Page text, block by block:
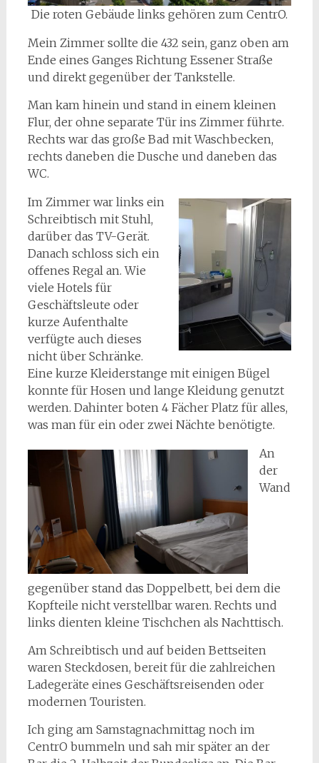
Die roten Gebäude links gehören zum CentrO.
Mein Zimmer sollte die 432 sein, ganz oben am
Ende eines Ganges Richtung Essener Straße
und direkt gegenüber der Tankstelle.
Man kam hinein und stand in einem kleinen
Flur, der ohne separate Tür ins Zimmer führte.
Rechts war das große Bad mit Waschbecken,
rechts daneben die Dusche und daneben das
WC.
Im Zimmer war links ein
Schreibtisch mit Stuhl,
darüber das TV-Gerät.
Danach schloss sich ein
offenes Regal an. Wie
viele Hotels für
Geschäftsleute oder
kurze Aufenthalte
verfügte auch dieses
nicht über Schränke.
Eine kurze Kleiderstange mit einigen Bügel
konnte für Hosen und lange Kleidung genutzt
werden. Dahinter boten 4 Fächer Platz für alles,
was man für ein oder zwei Nächte benötigte.
An
der
Wand
gegenüber stand das Doppelbett, bei dem die
Kopfteile nicht verstellbar waren. Rechts und
links dienten kleine Tischchen als Nachttisch.
Am Schreibtisch und auf beiden Bettseiten
waren Steckdosen, bereit für die zahlreichen
Ladegeräte eines Geschäftsreisenden oder
modernen Touristen.
Ich ging am Samstagnachmittag noch im
CentrO bummeln und sah mir später an der